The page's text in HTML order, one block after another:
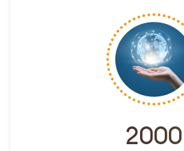
2000